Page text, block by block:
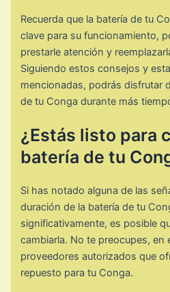
Recuerda que la batería de tu
clave para su funcionamiento,
prestarle atención y
Siguiendo estos consejos y
mencionadas, podrás disfrutar
de tu Conga durante más
¿Estás listo para
batería de tu
Si has notado alguna de las
duración de la batería de tu
significativamente, es posible
cambiarla. No te preocupes, en
proveedores autorizados que
repuesto para tu Conga.